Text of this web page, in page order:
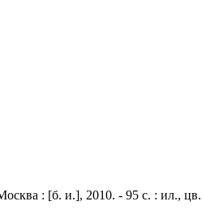
: [б. и.], 2010. - 95 с. : ил., цв.